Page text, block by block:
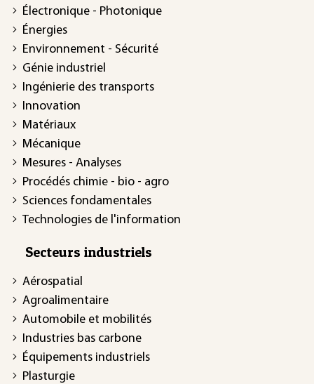
Électronique - Photonique
Énergies
Environnement - Sécurité
Génie industriel
Ingénierie des transports
Innovation
Matériaux
Mécanique
Mesures - Analyses
Procédés chimie - bio - agro
Sciences fondamentales
Technologies de l'information
Secteurs industriels
Aérospatial
Agroalimentaire
Automobile et mobilités
Industries bas carbone
Équipements industriels
Plasturgie